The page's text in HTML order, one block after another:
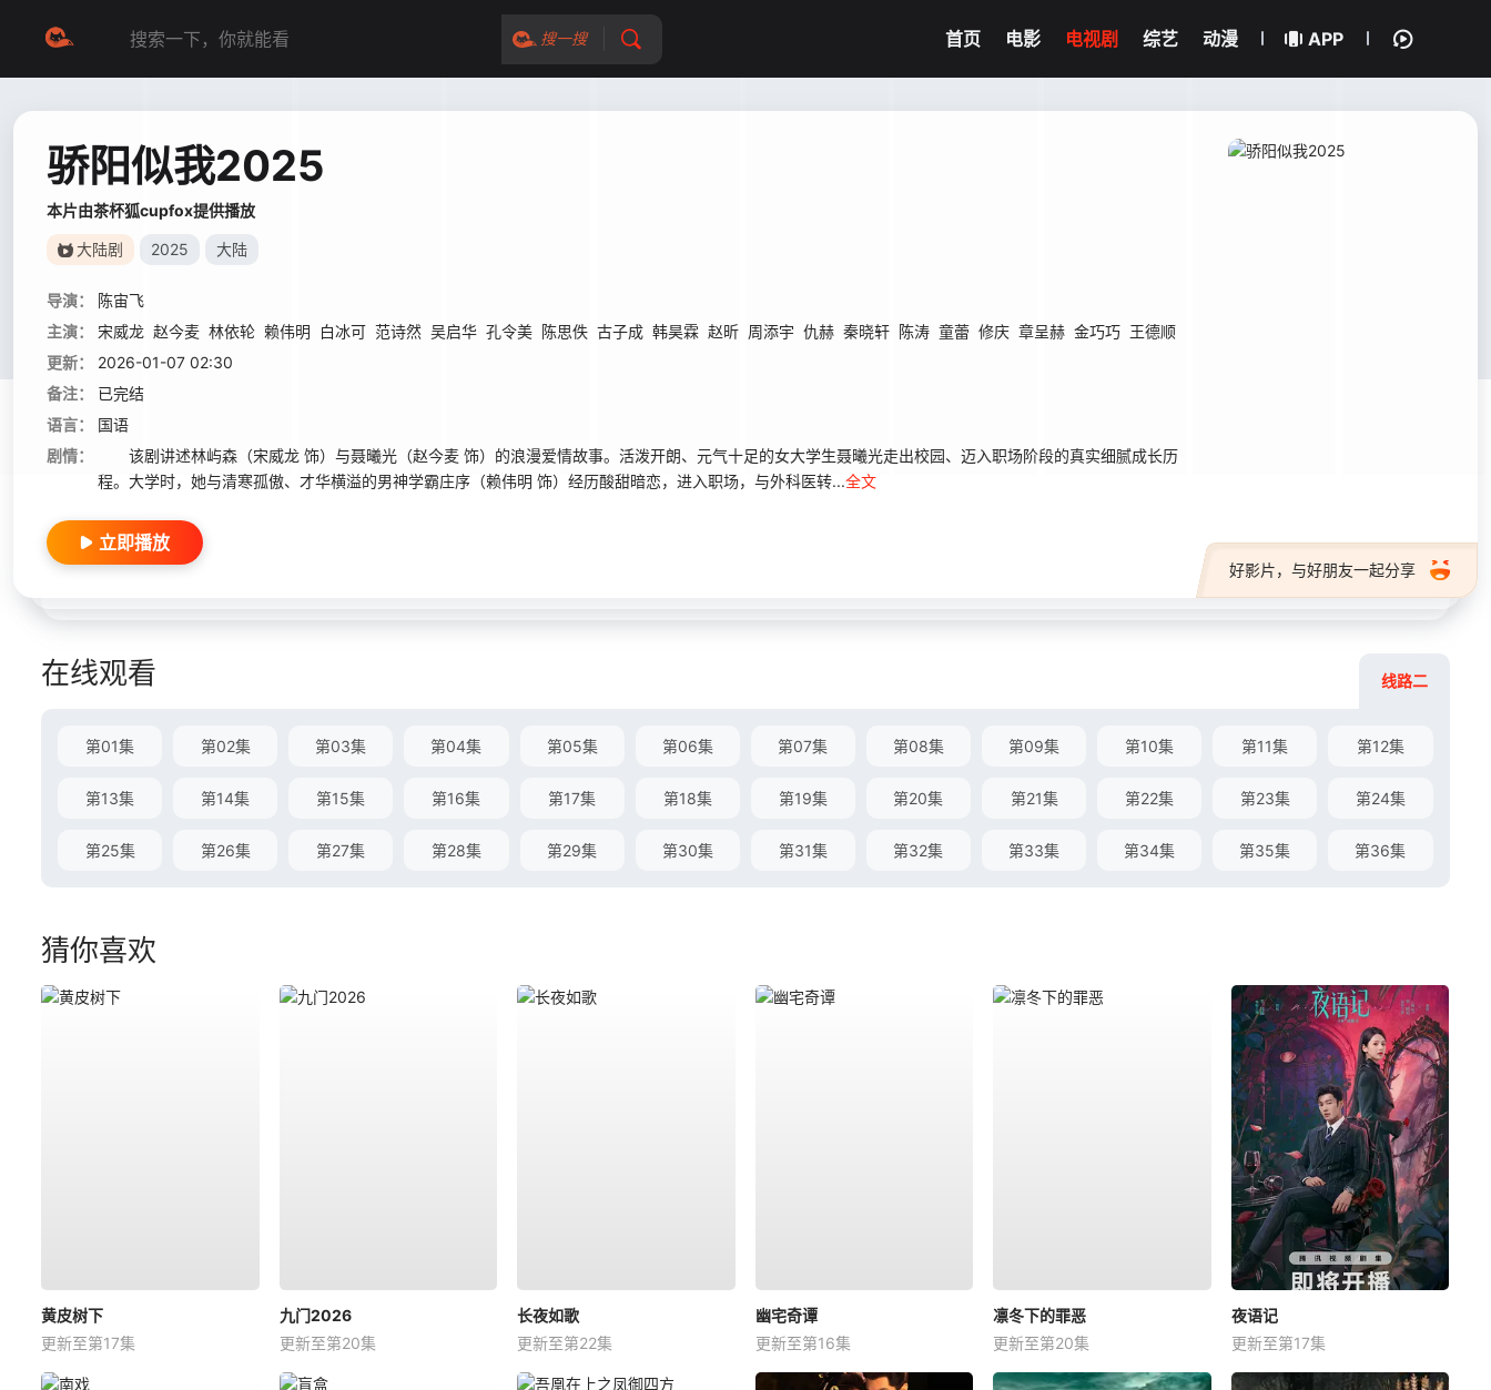
搜一搜 首页 电影 电视剧 综艺 动漫 APP
骄阳似我2025
本片由茶杯狐cupfox提供播放
大陆剧 2025 大陆
导演：
陈宙飞
主演：
宋威龙 赵今麦 林依轮 赖伟明 白冰可 范诗然 吴启华 孔令美 陈思佚 古子成 韩昊霖 赵昕 周添宇 仇赫 秦晓轩 陈涛 童蕾 修庆 章呈赫 金巧巧 王德顺
更新：
2026-01-07 02:30
备注：
已完结
语言：
国语
剧情：
该剧讲述林屿森（宋威龙 饰）与聂曦光（赵今麦 饰）的浪漫爱情故事。活泼开朗、元气十足的女大学生聂曦光走出校园、迈入职场阶段的真实细腻成长历
程。大学时，她与清寒孤傲、才华横溢的男神学霸庄序（赖伟明 饰）经历酸甜暗恋，进入职场，与外科医转...全文
好影片，与好朋友一起分享
立即播放
在线观看 线路二
第01集 第02集 第03集 第04集 第05集 第06集 第07集 第08集 第09集 第10集 第11集 第12集
第13集 第14集 第15集 第16集 第17集 第18集 第19集 第20集 第21集 第22集 第23集 第24集
第25集 第26集 第27集 第28集 第29集 第30集 第31集 第32集 第33集 第34集 第35集 第36集
猜你喜欢
黄皮树下
更新至第17集
九门2026
更新至第20集
长夜如歌
更新至第22集
幽宅奇谭
更新至第16集
凛冬下的罪恶
更新至第20集
夜语记
更新至第17集